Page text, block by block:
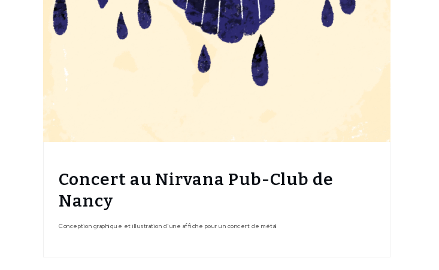
Concert au Nirvana Pub-Club de
Nancy
Conception graphique et illustration d’une affiche pour un concert de métal